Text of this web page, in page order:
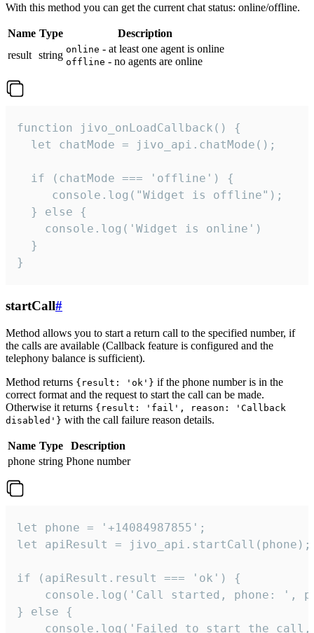
With this method you can get the current chat status: online/offline.
Name Type
Description
result string online - at least one agent is online
offline - no agents are online
function jivo_onLoadCallback() {
  let chatMode = jivo_api.chatMode();
  if (chatMode === 'offline') {
     console.log("Widget is offline");
  } else {
    console.log('Widget is online')
  }
}
startCall#
Method allows you to start a return call to the specified number, if
the calls are available (Callback feature is configured and the
telephony balance is sufficient).
Method returns {result: 'ok'} if the phone number is in the
correct format and the request to start the call can be made.
Otherwise it returns {result: 'fail', reason: 'Callback
disabled'} with the call failure reason details.
Name Type
Description
phone string Phone number
let phone = '+14084987855';
let apiResult = jivo_api.startCall(phone);
if (apiResult.result === 'ok') {
console.log('Call started, phone: ',
} else {
console.log('Failed to start the